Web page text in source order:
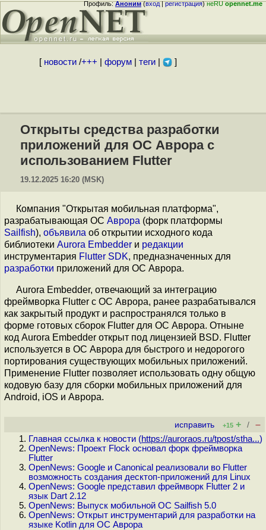
Профиль:Аноним(вход|регистрация)неRUopennet.me
[ новости/+++ форум| теги| ]
Открыты средства разработки
приложений для ОС Аврора с
использованием Flutter
19.12.2025 16:20 (MSK)
Компания "Открытая мобильная платформа",
разрабатывающая ОС Аврора (форк платформы
Sailfish), объявила об открытии исходного кода
библиотеки Aurora Embedder и редакции
инструментария Flutter SDK, предназначенных для
разработки приложений для ОС Аврора.
Aurora Embedder, отвечающий за интеграцию
фреймворка Flutter с ОС Аврора, ранее разрабатывался
как закрытый продукт и распространялся только в
форме готовых сборок Flutter для ОС Аврора. Отныне
код Aurora Embedder открыт под лицензией BSD. Flutter
используется в ОС Аврора для быстрого и недорогого
портирования существующих мобильных приложений.
Применение Flutter позволяет использовать одну общую
кодовую базу для сборки мобильных приложений для
Android, iOS и Аврора.
исправить +15 + / –
Главная ссылка к новости (https://auroraos.ru/tpost/stha...)
OpenNews: Проект Flock основал форк фреймворка
Flutter
OpenNews: Google и Canonical реализовали во Flutter
возможность создания десктоп-приложений для Linux
OpenNews: Google представил фреймворк Flutter 2 и
язык Dart 2.12
OpenNews: Выпуск мобильной ОС Sailfish 5.0
OpenNews: Открыт инструментарий для разработки на
языке Kotlin для ОС Аврора